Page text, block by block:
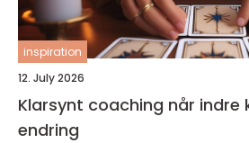
inspiration
12. July 2026
Klarsynt coaching når indre klarhet gir ytre
endring